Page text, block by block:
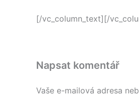
[/vc_column_text][/
Napsat komentář
Vaše e-mailová adresa